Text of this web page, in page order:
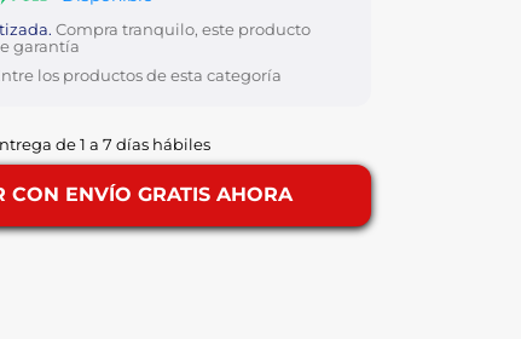
Compra tranquilo, este producto
garantía
los productos de esta categoría
de 1 a 7 días hábiles
CON ENVÍO GRATIS AHORA